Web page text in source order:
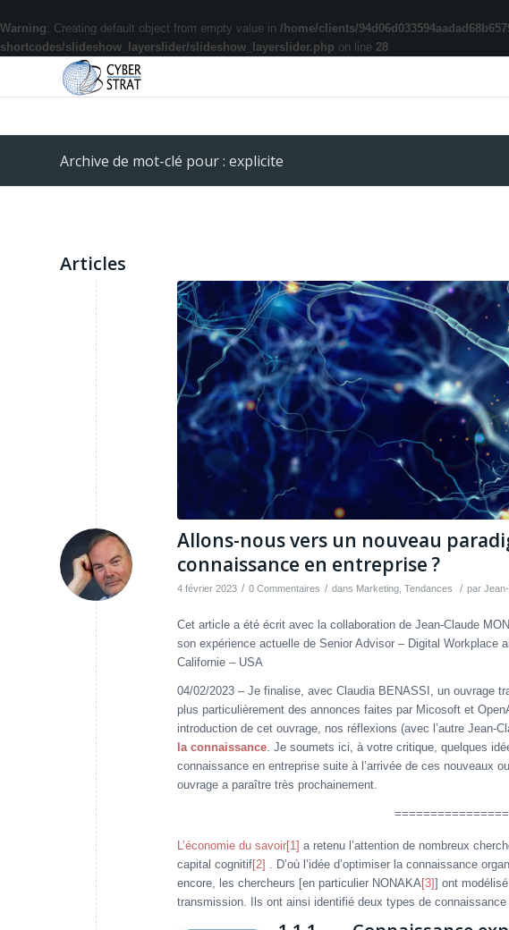
Warning: Creating default object from empty value in /home/clients/
shortcodes/slideshow_layerslider/slideshow_layerslider.php on line 28
Archive de mot-clé pour : explicite
Articles
Allons-nous vers un nouveau
connaissance en entreprise ?
4 février 2023 / 0 Commentaires / dans Marketing Tendances / par
Cet article a été écrit avec la collaboration de Jean-Claude
son expérience actuelle de Senior Advisor – Digital Workplace
Californie – USA
04/02/2023 – Je finalise, avec Claudia BENASSI, un ouvrage
plus particulièrement des annonces faites par Micosoft et
introduction de cet ouvrage, nos réflexions (avec l’autre Jean-
la connaissance . Je soumets ici, à votre critique, quelques
connaissance en entreprise suite à l’arrivée de ces nouveaux
ouvrage a paraître très prochainement.
L’économie du savoir[1] a retenu l’attention de nombreux
capital cognitif[2] . D’où l’idée d’optimiser la connaissance
encore, les chercheurs [en particulier NONAKA[3]] ont
transmission. Ils ont ainsi identifié deux types de